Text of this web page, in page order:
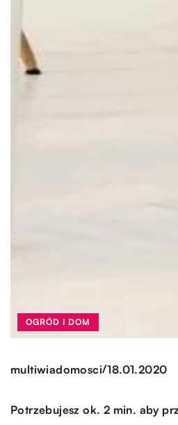
OGRÓD I DOM
multiwiadomosci/18.01.2020
Potrzebujesz ok. 2 min. aby